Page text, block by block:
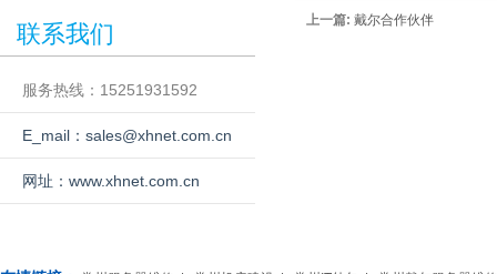
上一篇:戴尔合作伙伴
联系我们
服务热线：15251931592
E_mail：sales@xhnet.com.cn
网址：www.xhnet.com.cn